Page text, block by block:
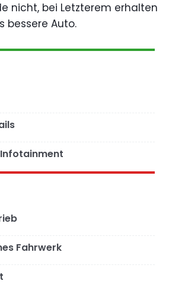
nicht, bei Letzterem erhalten
bessere Auto.
Fahrwerk